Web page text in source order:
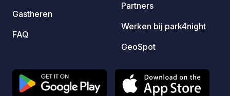
Gastheren
FAQ
Partners
Werken bij park4night
GeoSpot